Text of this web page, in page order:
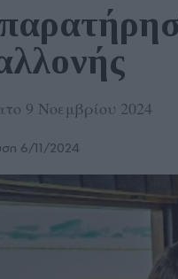
9 Νοεμβρίου 2024
6/11/2024